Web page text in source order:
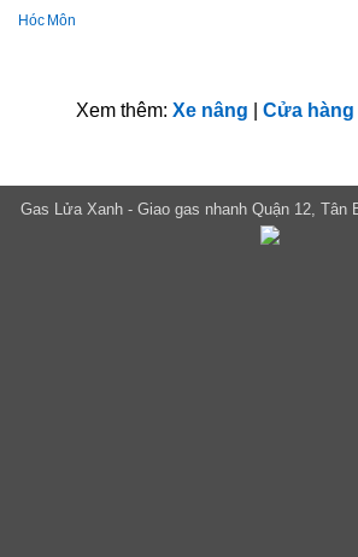
Hóc Môn
Xem thêm: Xe nâng Cửa hàng
Gas Lửa Xanh - Giao gas nhanh Quận 12, Tân